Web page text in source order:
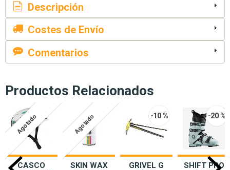
Descripción
Costes de Envío
Comentarios
Productos Relacionados
Agotado
CASCO
Agotado
SKIN WAX
-10 %
GRIVEL G
-20 %
SHIFT PRO